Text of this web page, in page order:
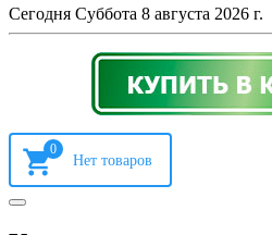
Сегодня Суббота 8 августа 2026 г.
0